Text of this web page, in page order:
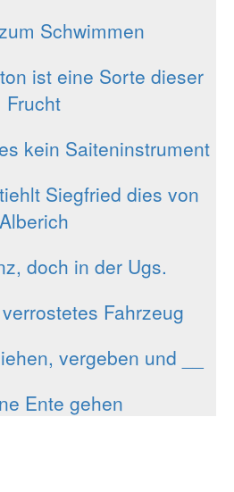
Schwimmen
ist eine Sorte dieser
Frucht
kein Saiteninstrument
Siegfried dies von
Alberich
doch in der Ugs.
Fahrzeug
vergeben und __
Ente gehen